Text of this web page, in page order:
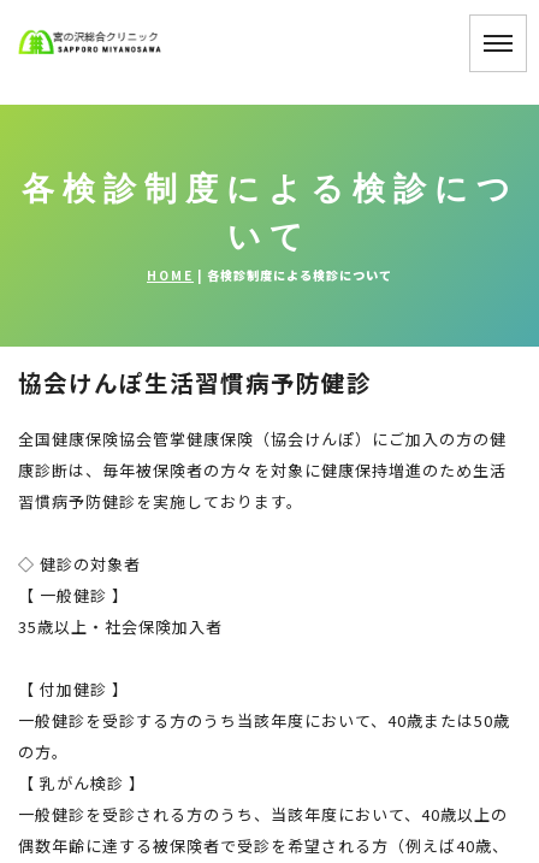
各検診制度による検診につ
いて
HOME | 各検診制度による検診について
協会けんぽ生活習慣病予防健診
全国健康保険協会管掌健康保険（協会けんぽ）にご加入の方の健
康診断は、毎年被保険者の方々を対象に健康保持増進のため生活
習慣病予防健診を実施しております。
◇ 健診の対象者
【 一般健診 】
35歳以上・社会保険加入者
【 付加健診 】
一般健診を受診する方のうち当該年度において、40歳または50歳
の方。
【 乳がん検診 】
一般健診を受診される方のうち、当該年度において、 40歳以上の
偶数年齢に達する被保険者で受診を希望される方（例えば40歳、